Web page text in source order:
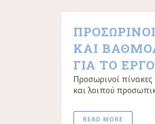
ΚΑΙ
ΓΙΑ ΤΟ
Προσωρινοί
και λοιπού
READ MORE